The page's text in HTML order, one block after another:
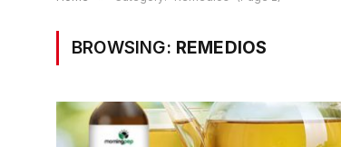
BROWSING: REMEDIOS